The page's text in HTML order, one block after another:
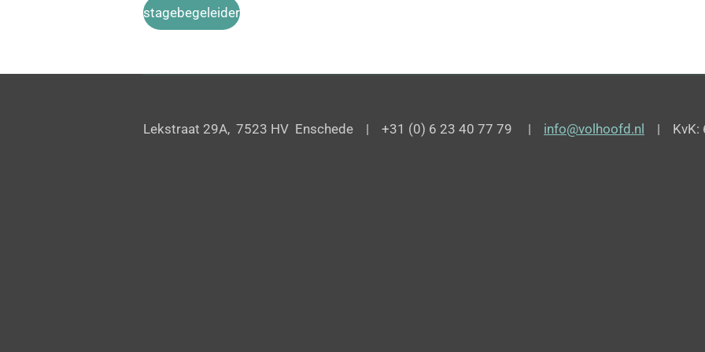
stagebegeleider
Lekstraat 29A, 7523 HV Enschede | +31 (0) 6 23 40 77 79 | info@volhoofd.nl | KvK: